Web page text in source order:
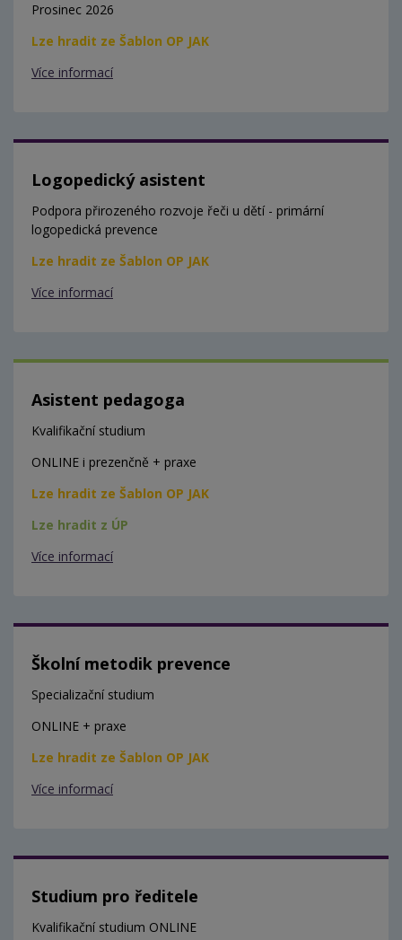
Prosinec 2026
Lze hradit ze Šablon OP JAK
Více informací
Logopedický asistent
Podpora přirozeného rozvoje řeči u dětí - primární
logopedická prevence
Lze hradit ze Šablon OP JAK
Více informací
Asistent pedagoga
Kvalifikační studium
ONLINE i prezenčně + praxe
Lze hradit ze Šablon OP JAK
Lze hradit z ÚP
Více informací
Školní metodik prevence
Specializační studium
ONLINE + praxe
Lze hradit ze Šablon OP JAK
Více informací
Studium pro ředitele
Kvalifikační studium ONLINE